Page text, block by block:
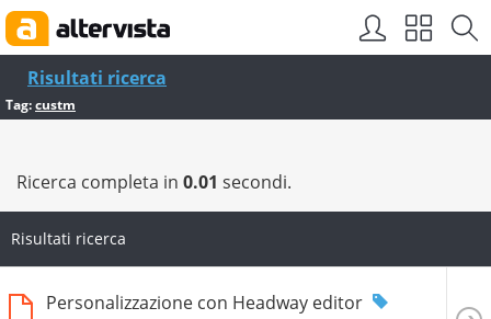
Risultati ricerca
Tag:custm
Ricerca completa in 0.01 secondi.
Risultati ricerca
Personalizzazione con Headway editor